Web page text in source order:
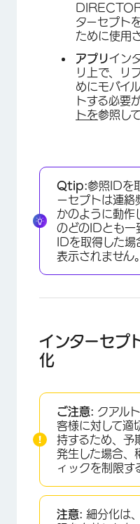
ターセプト
ために使用
アプリイン
リ上で、リ
めにモバイ
トする必要
トを参照し
Qtip:参照IDを
ーセプトは連絡
かのように動作
のどのIDとも一
IDを取得した
表示されません。
インターセプ
化
ご注意: クアル
客様に対して適
持するため、予
発生した場合、
ィックを制限す
注意: 細分化は、